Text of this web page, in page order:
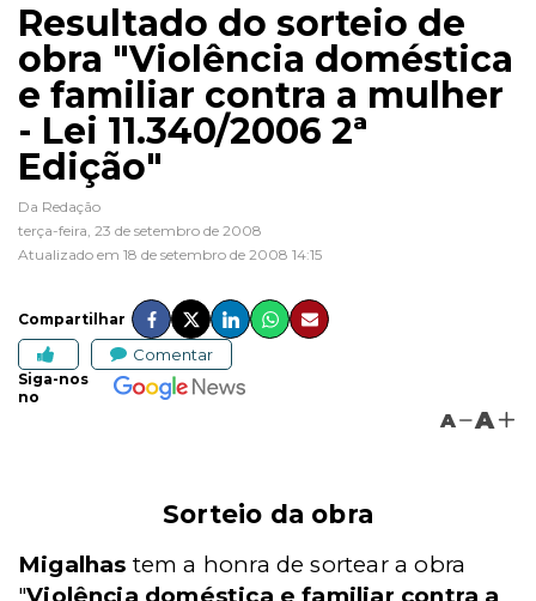
Resultado do sorteio de
obra "Violência doméstica
e familiar contra a mulher
- Lei 11.340/2006 2ª
Edição"
Da Redação
terça-feira, 23 de setembro de 2008
Atualizado em 18 de setembro de 2008 14:15
Compartilhar
Comentar
Siga-nos
no
A A
Sorteio da obra
Migalhas tem a honra de sortear a obra